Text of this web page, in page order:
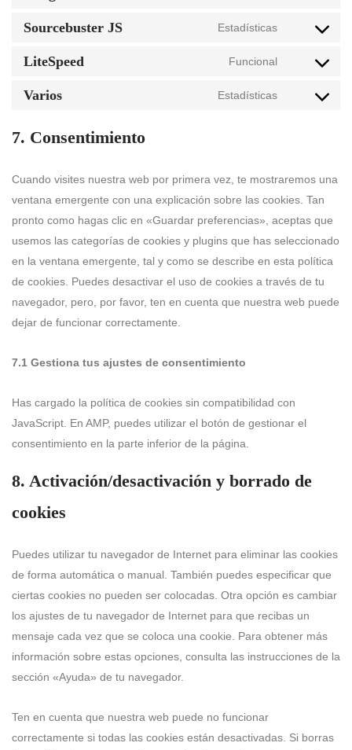
Sourcebuster JS Estadísticas
LiteSpeed Funcional
Varios Estadísticas
7. Consentimiento
Cuando visites nuestra web por primera vez, te mostraremos una
ventana emergente con una explicación sobre las cookies. Tan
pronto como hagas clic en «Guardar preferencias», aceptas que
usemos las categorías de cookies y plugins que has seleccionado
en la ventana emergente, tal y como se describe en esta política
de cookies. Puedes desactivar el uso de cookies a través de tu
navegador, pero, por favor, ten en cuenta que nuestra web puede
dejar de funcionar correctamente.
7.1 Gestiona tus ajustes de consentimiento
Has cargado la política de cookies sin compatibilidad con
JavaScript. En AMP, puedes utilizar el botón de gestionar el
consentimiento en la parte inferior de la página.
8. Activación/desactivación y borrado de
cookies
Puedes utilizar tu navegador de Internet para eliminar las cookies
de forma automática o manual. También puedes especificar que
ciertas cookies no pueden ser colocadas. Otra opción es cambiar
los ajustes de tu navegador de Internet para que recibas un
mensaje cada vez que se coloca una cookie. Para obtener más
información sobre estas opciones, consulta las instrucciones de la
sección «Ayuda» de tu navegador.
Ten en cuenta que nuestra web puede no funcionar
correctamente si todas las cookies están desactivadas. Si borras